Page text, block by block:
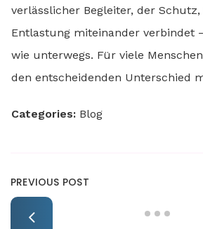
verlässlicher Begleiter, der
Entlastung miteinander verbindet
wie unterwegs. Für viele
den entscheidenden Unterschied
Categories: Blog
PREVIOUS POST